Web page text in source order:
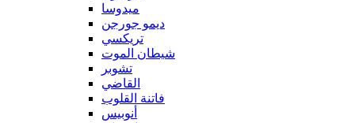
ميدوسا
ديمو جورجن
تريكسي
شيطان الموت
تشوبر
القاضي
فاتنة القلوب
أنوبيس